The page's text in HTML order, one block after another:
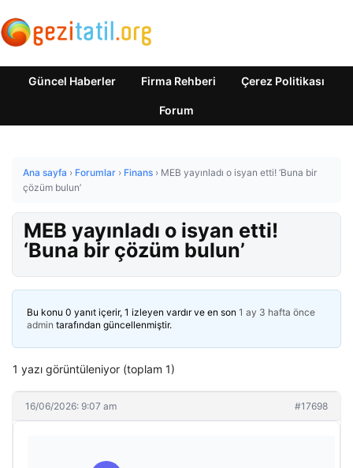
Güncel Haberler Firma Rehberi Çerez Politikası
Forum
Ana sayfa › Forumlar › Finans › MEB yayınladı o isyan etti! ‘Buna bir
çözüm bulun’
MEB yayınladı o isyan etti!
‘Buna bir çözüm bulun’
Bu konu 0 yanıt içerir, 1 izleyen vardır ve en son 1 ay 3 hafta önce
admin tarafından güncellenmiştir.
1 yazı görüntüleniyor (toplam 1)
16/06/2026: 9:07 am #17698